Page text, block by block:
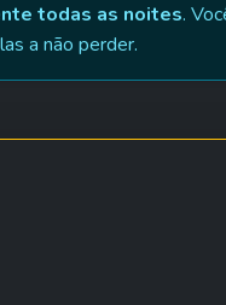
todas as noites.
a não perder.